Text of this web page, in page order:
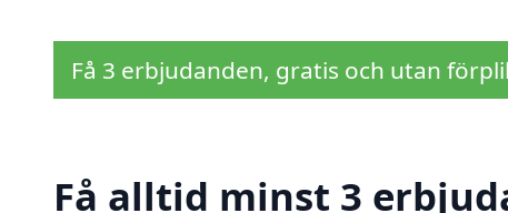
Få 3 erbjudanden, gratis och utan
Få alltid minst 3